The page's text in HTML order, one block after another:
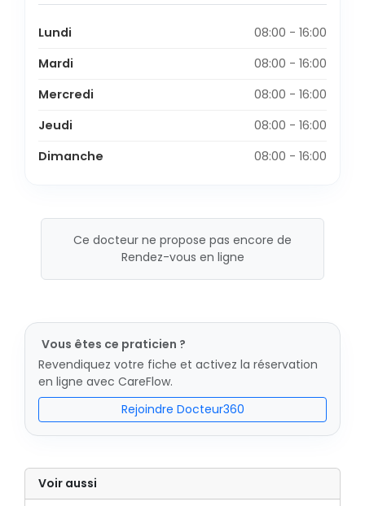
Lundi
08:00 - 16:00
Mardi
08:00 - 16:00
Mercredi
08:00 - 16:00
Jeudi
08:00 - 16:00
Dimanche
08:00 - 16:00
Ce docteur ne propose pas encore de
Rendez-vous en ligne
Vous êtes ce praticien ?
Revendiquez votre fiche et activez la réservation
en ligne avec CareFlow.
Rejoindre Docteur360
Voir aussi